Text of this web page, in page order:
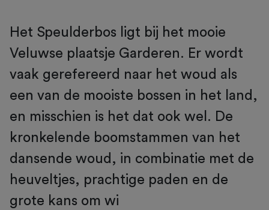
Het Speulderbos ligt bij het mooie
Veluwse plaatsje Garderen. Er wordt
vaak gerefereerd naar het woud als
een van de mooiste bossen in het land,
en misschien is het dat ook wel. De
kronkelende boomstammen van het
dansende woud, in combinatie met de
heuveltjes, prachtige paden en de
grote kans om wi